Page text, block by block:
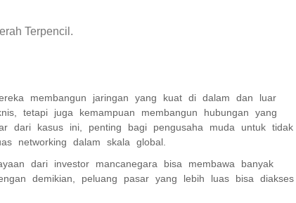
Terpencil.
membangun jaringan yang kuat di dalam dan luar
tetapi juga kemampuan membangun hubungan yang
dari kasus ini, penting bagi pengusaha muda untuk tidak
networking dalam skala global.
dari investor mancanegara bisa membawa banyak
demikian, peluang pasar yang lebih luas bisa diakses